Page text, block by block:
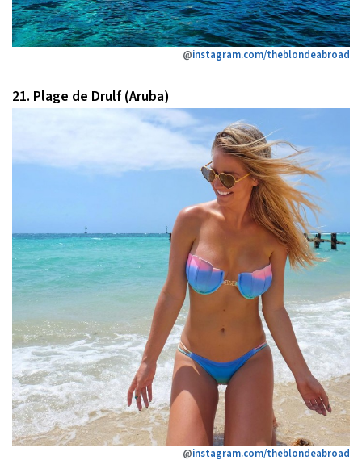
@instagram.com/theblondeabroad
21. Plage de Drulf (Aruba)
@instagram.com/theblondeabroad